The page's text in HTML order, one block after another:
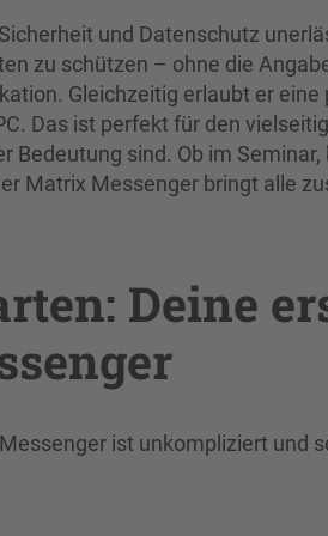
und Datenschutz
zu schützen – ohne die
Gleichzeitig erlaubt er
Das ist perfekt für den
Bedeutung sind. Ob im
Matrix Messenger bringt alle
Deine
ist unkompliziert und